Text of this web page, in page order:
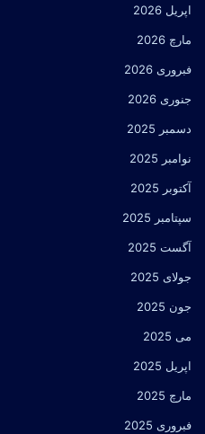
اپریل 2026
مارچ 2026
فبروری 2026
جنوری 2026
دسمبر 2025
نوامبر 2025
آکتوبر 2025
سپتامبر 2025
آگست 2025
جولای 2025
جون 2025
می 2025
اپریل 2025
مارچ 2025
فبروری 2025